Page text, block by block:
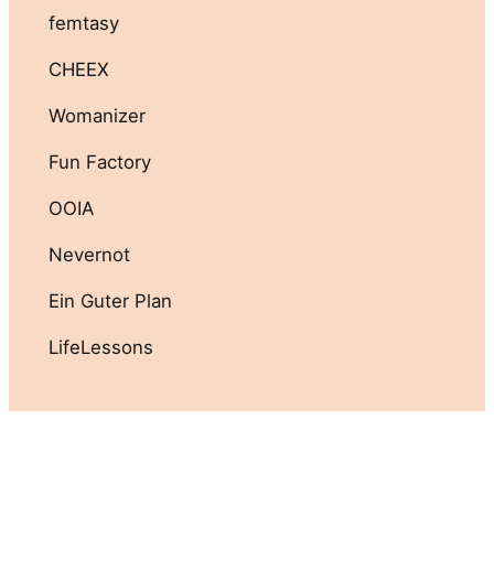
femtasy
CHEEX
Womanizer
Fun Factory
OOIA
Nevernot
Ein Guter Plan
LifeLessons